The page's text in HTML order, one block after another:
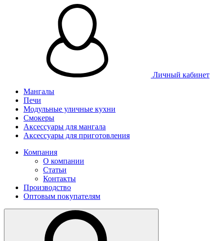
Личный кабинет
Мангалы
Печи
Модульные уличные кухни
Смокеры
Аксессуары для мангала
Аксессуары для приготовления
Компания
О компании
Статьи
Контакты
Производство
Оптовым покупателям